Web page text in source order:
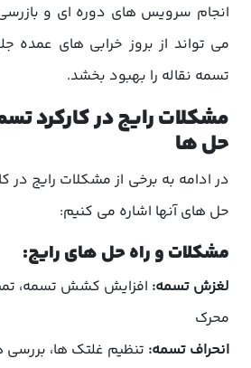
انجام سرویس های دوره ای و
می تواند از بروز خرابی های عمده
تسمه نقاله را بهبود بخشد.
مشکلات رایج در کارکرد
حل ها
در ادامه به برخی از مشکلات رایج در
حل های آنها اشاره می کنیم:
مشکلات و راه حل های رایج:
لغزش تسمه: افزایش کشش تسمه،
محرک
انحراف تسمه: تنظیم غلتک ها،